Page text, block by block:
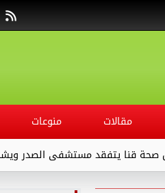
مقالات منوعات
يتفقد مستشفى الصدر ويشدد علي...